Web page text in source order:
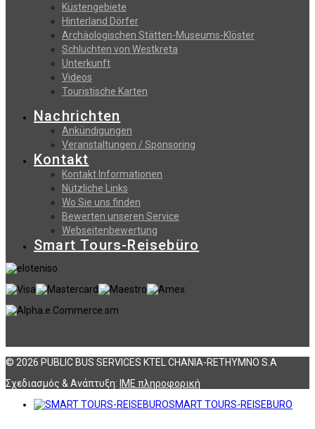
Küstengebiete
Hinterland Dörfer
Archäologischen Stätten-Museums-Klöster
Schluchten von Westkreta
Unterkunft
Videos
Touristische Karten
Nachrichten
Ankündigungen
Veranstaltungen / Sponsoring
Kontakt
Kontakt Informationen
Nützliche Links
Wo Sie uns finden
Bewerten unseren Service
Webseitenbewertung
Smart Tours-Reisebüro
© 2026 PUBLIC BUS SERVICES KTEL CHANIA-RETHYMNO S.A
Σχεδιασμός & Ανάπτυξη: ΙΜΕ πληροφορική
SMART TOURS-REISEBURO